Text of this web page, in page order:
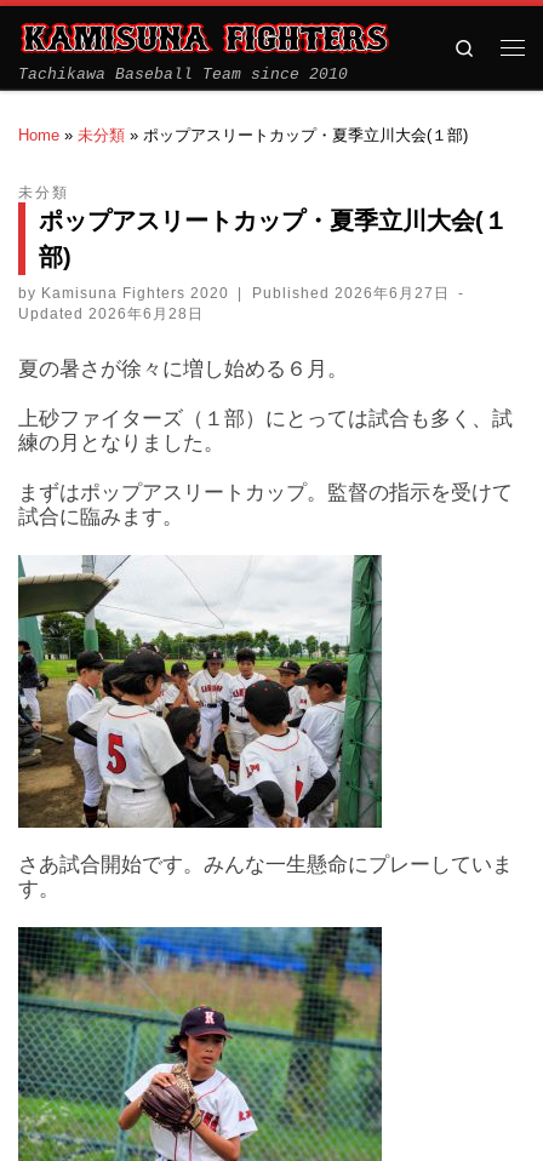
Tachikawa Baseball Team since 2010
Search
Home » 未分類 » ポップアスリートカップ・夏季立川大会(１部)
未分類
ポップアスリートカップ・夏季立川大会(１
部)
by Kamisuna Fighters 2020 Published 2026年6月27日
-
Updated 2026年6月28日
夏の暑さが徐々に増し始める６月。
上砂ファイターズ（１部）にとっては試合も多く、試
練の月となりました。
まずはポップアスリートカップ。監督の指示を受けて
試合に臨みます。
さあ試合開始です。みんな一生懸命にプレーしていま
す。